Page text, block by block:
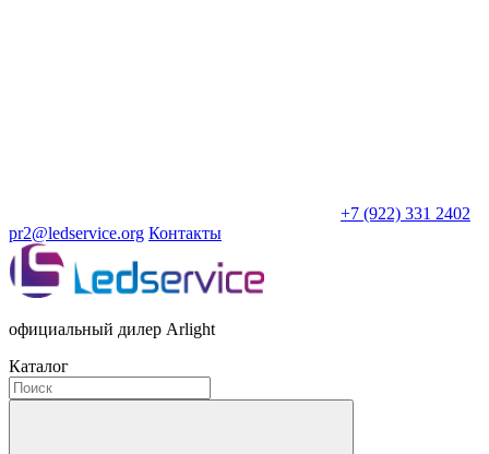
+7 (922) 331 2402
pr2@ledservice.org Контакты
официальный дилер Arlight
Каталог